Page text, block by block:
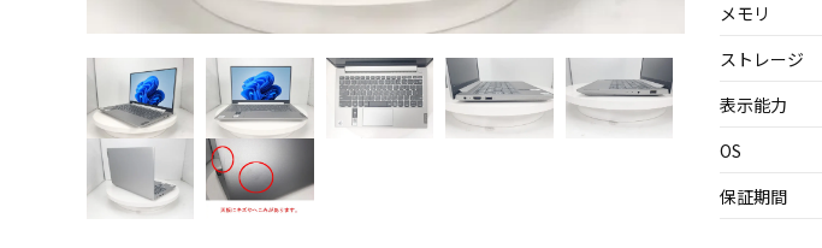
メモリ
ストレージ
表示能力
OS
保証期間